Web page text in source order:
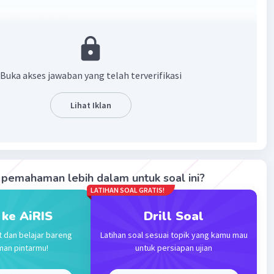
mendispersikan
· 0.0(0) Balas
Iklan
adalahzat yang menyebabkan terjadinya
· 0.0 0
Buka akses jawaban yang telah terverifikasi
Lihat Iklan
lebih dalam untuk soal ini?
AiRIS
dan belajar bareng
pintarmu!
LATIHAN SOAL GRATIS!
Drill Soal
Latihan soal sesuai topik yang kamu mau
untuk persiapan ujian